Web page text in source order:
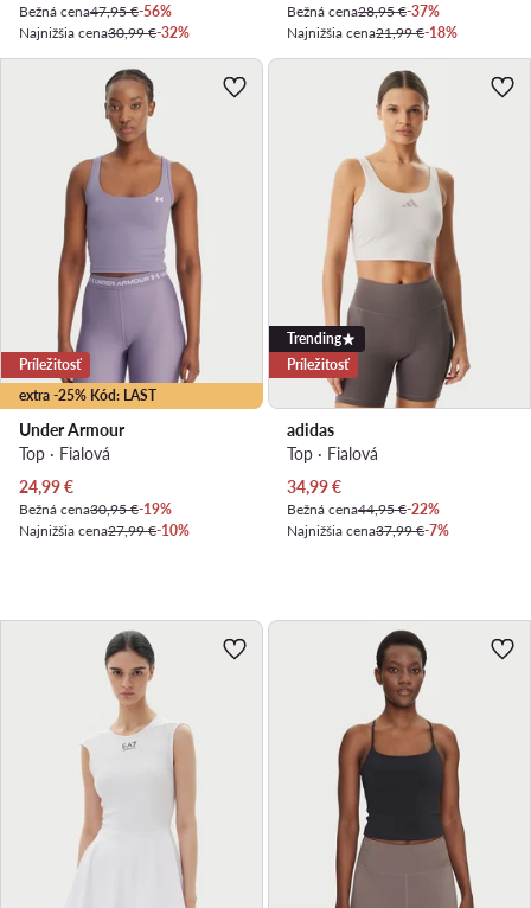
Bežná cena47,95 €-56%
Najnižšia cena30,99 €-32%
Bežná cena28,95 €-37%
Najnižšia cena21,99 €-18%
extra -25% Kód: LAST
Príležitosť
Under Armour
Top · Fialová
Aktuálna cena
24,99€
Bežná cena30,95 €-19%
Najnižšia cena27,99 €-10%
Trending
Príležitosť
adidas
Top · Fialová
Aktuálna cena
34,99€
Bežná cena44,95 €-22%
Najnižšia cena37,99 €-7%